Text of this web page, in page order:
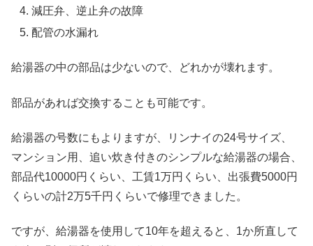
減圧弁、逆止弁の故障
配管の水漏れ
給湯器の中の部品は少ないので、どれかが壊れます。
部品があれば交換することも可能です。
給湯器の号数にもよりますが、リンナイの24号サイズ、
マンション用、追い炊き付きのシンプルな給湯器の場合、
部品代10000円くらい、工賃1万円くらい、出張費5000円
くらいの計2万5千円くらいで修理できました。
ですが、給湯器を使用して10年を超えると、1か所直して